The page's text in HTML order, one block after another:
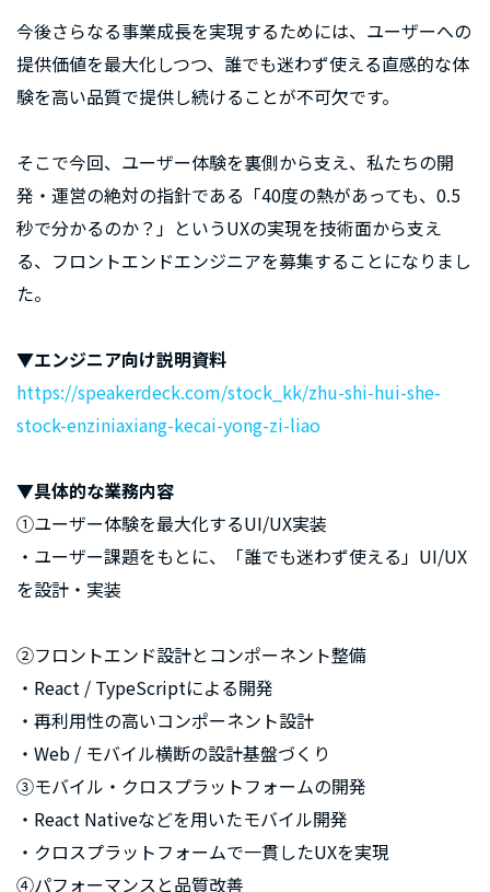
今後さらなる事業成長を実現するためには、ユーザーへの
提供価値を最大化しつつ、誰でも迷わず使える直感的な体
験を高い品質で提供し続けることが不可欠です。
そこで今回、ユーザー体験を裏側から支え、私たちの開
発・運営の絶対の指針である「40度の熱があっても、0.5
秒で分かるのか？」というUXの実現を技術面から支え
る、フロントエンドエンジニアを募集することになりまし
た。
▼エンジニア向け説明資料
https://speakerdeck.com/stock_kk/zhu-shi-hui-she-
stock-enziniaxiang-kecai-yong-zi-liao
▼具体的な業務内容
①ユーザー体験を最大化するUI/UX実装
・ユーザー課題をもとに、「誰でも迷わず使える」UI/UX
を設計・実装
②フロントエンド設計とコンポーネント整備
・React / TypeScriptによる開発
・再利用性の高いコンポーネント設計
・Web / モバイル横断の設計基盤づくり
③モバイル・クロスプラットフォームの開発
・React Nativeなどを用いたモバイル開発
・クロスプラットフォームで一貫したUXを実現
④パフォーマンスと品質改善